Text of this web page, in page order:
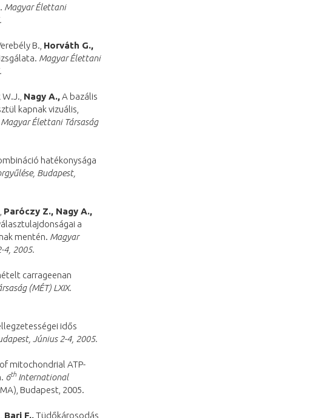
Magyar Élettani
B., Horváth G.,
Magyar Élettani
Nagy A.,A bazális
kapnak vizuális,
Magyar Élettani Társaság
hatékonysága
Budapest,
Paróczy Z., Nagy A.,
a
mentén. Magyar
4, 2005.
carrageenan
(MÉT) LXIX.
idős
Június 2-4, 2005.
mitochondrial ATP-
6th International
Budapest, 2005.
Bari F.,Tüdőkárosodás